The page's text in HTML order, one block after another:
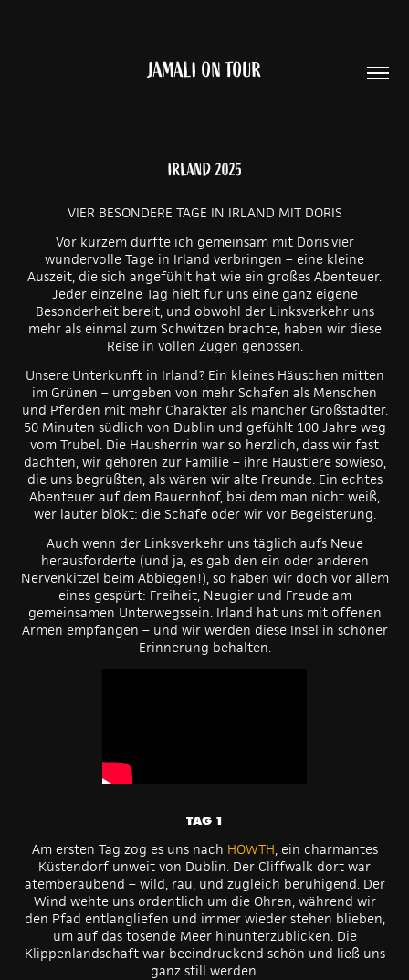
JAMALI ON TOUR
IRLAND 2025
VIER BESONDERE TAGE IN IRLAND MIT DORIS
Vor kurzem durfte ich gemeinsam mit Dorisvier
wundervolle Tage in Irland verbringen – eine kleine
Auszeit, die sich angefühlt hat wie ein großes Abenteuer.
Jeder einzelne Tag hielt für uns eine ganz eigene
Besonderheit bereit, und obwohl der Linksverkehr uns
mehr als einmal zum Schwitzen brachte, haben wir diese
Reise in vollen Zügen genossen.
Unsere Unterkunft in Irland? Ein kleines Häuschen mitten
im Grünen – umgeben von mehr Schafen als Menschen
und Pferden mit mehr Charakter als mancher Großstädter.
50 Minuten südlich von Dublin und gefühlt 100 Jahre weg
vom Trubel. Die Hausherrin war so herzlich, dass wir fast
dachten, wir gehören zur Familie – ihre Haustiere sowieso,
die uns begrüßten, als wären wir alte Freunde. Ein echtes
Abenteuer auf dem Bauernhof, bei dem man nicht weiß,
wer lauter blökt: die Schafe oder wir vor Begeisterung.
Auch wenn der Linksverkehr uns täglich aufs Neue
herausforderte (und ja, es gab den ein oder anderen
Nervenkitzel beim Abbiegen!), so haben wir doch vor allem
eines gespürt: Freiheit, Neugier und Freude am
gemeinsamen Unterwegssein. Irland hat uns mit offenen
Armen empfangen – und wir werden diese Insel in schöner
Erinnerung behalten.
TAG 1
Am ersten Tag zog es uns nach HOWTH, ein charmantes
Küstendorf unweit von Dublin. Der Cliffwalk dort war
atemberaubend – wild, rau, und zugleich beruhigend. Der
Wind wehte uns ordentlich um die Ohren, während wir
den Pfad entlangliefen und immer wieder stehen blieben,
um auf das tosende Meer hinunterzublicken. Die
Klippenlandschaft war beeindruckend schön und ließ uns
ganz still werden.